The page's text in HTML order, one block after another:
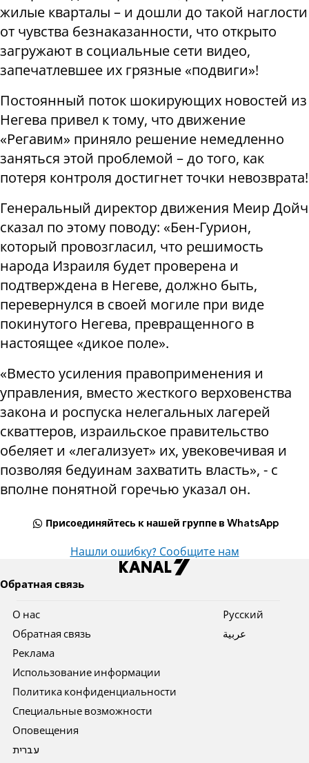
жилые кварталы – и дошли до такой наглости
от чувства безнаказанности, что открыто
загружают в социальные сети видео,
запечатлевшее их грязные «подвиги»!
Постоянный поток шокирующих новостей из
Негева привел к тому, что движение
«Регавим» приняло решение немедленно
заняться этой проблемой – до того, как
потеря контроля достигнет точки невозврата!
Генеральный директор движения Меир Дойч
сказал по этому поводу: «Бен-Гурион,
который провозгласил, что решимость
народа Израиля будет проверена и
подтверждена в Негеве, должно быть,
перевернулся в своей могиле при виде
покинутого Негева, превращенного в
настоящее «дикое поле».
«Вместо усиления правоприменения и
управления, вместо жесткого верховенства
закона и роспуска нелегальных лагерей
скваттеров, израильское правительство
обеляет и «легализует» их, увековечивая и
позволяя бедуинам захватить власть», - с
вполне понятной горечью указал он.
Присоединяйтесь к нашей группе в WhatsApp
Нашли ошибку? Сообщите нам
Обратная связь
О нас
Обратная связь
Реклама
Использование информации
Политика конфиденциальности
Специальные возможности
Оповещения
עברית
Pусский
عربية